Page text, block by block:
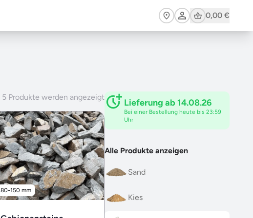
Cart0,00 €
5 Produkte werden angezeigt
80-150 mm
Lieferung ab 14.08.26
Bei einer Bestellung heute bis 23:59
Uhr
Alle Produkte anzeigen
Sand
Kies